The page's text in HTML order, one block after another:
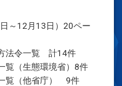
～12月13日）20ペー
法令一覧 計14件
覧（生態環境省）8件
覧（他省庁） 9件